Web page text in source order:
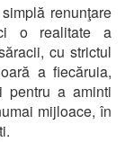
renunţare
o realitate a
cu strictul
a fiecăruia,
pentru a aminti
mijloace, în